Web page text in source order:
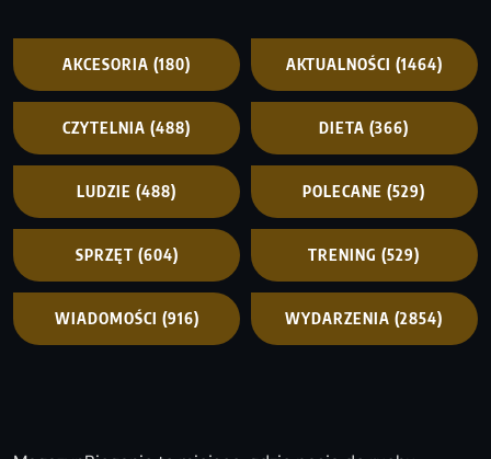
AKCESORIA (180) AKTUALNOŚCI (1464)
CZYTELNIA (488) DIETA (366)
LUDZIE (488) POLECANE (529)
SPRZĘT (604) TRENING (529)
WIADOMOŚCI (916) WYDARZENIA (2854)